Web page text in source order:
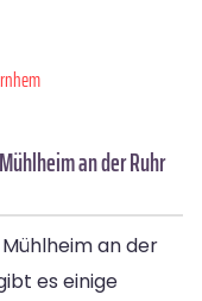
an der Ruhr
an der
es einige